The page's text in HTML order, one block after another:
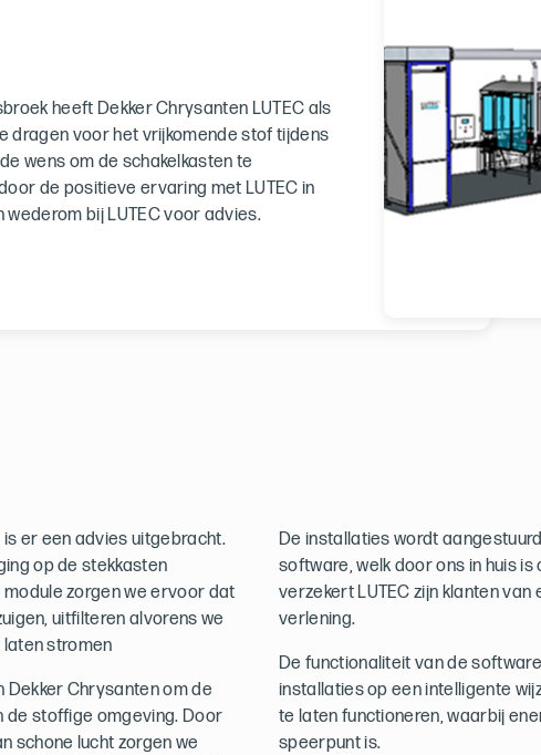
heeft Dekker Chrysanten LUTEC als
dragen voor het vrijkomende stof tijdens
wens om de schakelkasten te
de positieve ervaring met LUTEC in
bij LUTEC voor advies.
er een advies uitgebracht.
op de stekkasten
zorgen we ervoor dat
uitfilteren alvorens we
stromen
Dekker Chrysanten om de
de stoffige omgeving. Door
schone lucht zorgen we
De installaties wordt
software, welk door ons in huis is
verzekert LUTEC zijn klanten
verlening.
De functionaliteit van de
installaties op een intelligente
te laten functioneren, waarbij
speerpunt is.